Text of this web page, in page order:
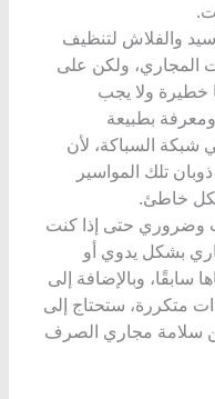
والفلاش لتنظيف
المجاري، ولكن على
خطيرة ولا يجب
ومعرفة بطبيعة
شبكة السباكة، لأن
تلك المواسير
خاطئ.
وضروري حتى إذا كنت
بشكل يدوي أو
سابقًا، وبالإضافة إلى
متكررة، ستحتاج إلى
سلامة مجاري الصرف